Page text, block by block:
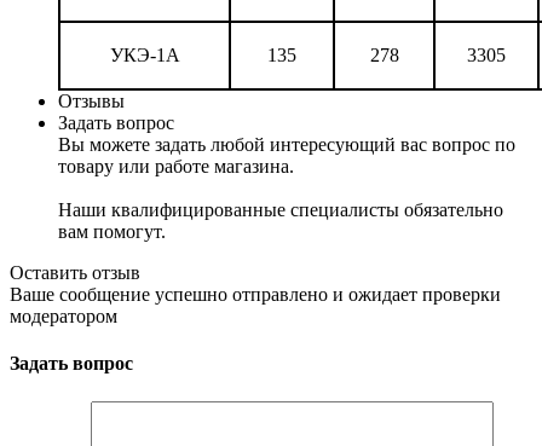
УКЭ-1А 135 278 3305
Отзывы
Задать вопрос
Вы можете задать любой интересующий вас вопрос по
товару или работе магазина.
Наши квалифицированные специалисты обязательно
вам помогут.
Оставить отзыв
Ваше сообщение успешно отправлено и ожидает проверки
модератором
Задать вопрос